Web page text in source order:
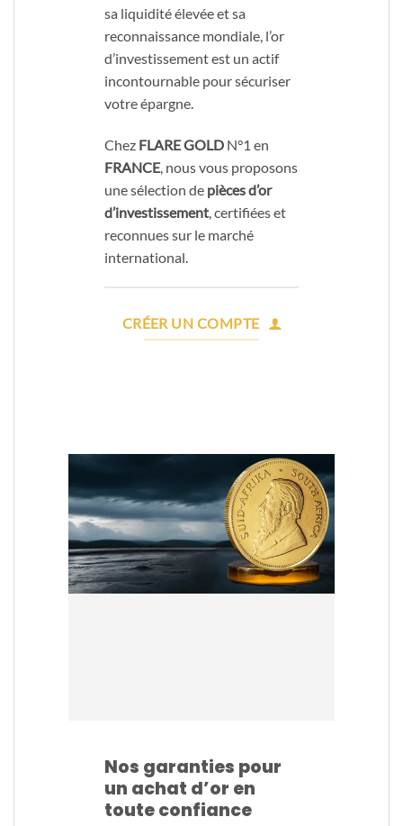
sa liquidité élevée et sa
reconnaissance mondiale, l’or
d’investissement est un actif
incontournable pour sécuriser
votre épargne.
Chez FLARE GOLD N°1 en
FRANCE , nous vous proposons
une sélection de pièces d’or
d’investissement , certifiées et
reconnues sur le marché
international.
CRÉER UN COMPTE
Nos garanties pour
un achat d’or en
toute confiance